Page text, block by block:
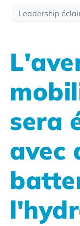
Leadership
sera
avec